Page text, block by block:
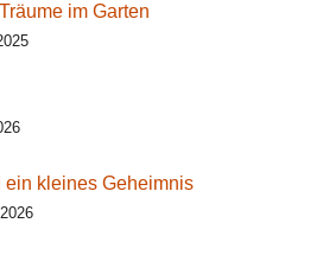
im Garten
ein kleines Geheimnis